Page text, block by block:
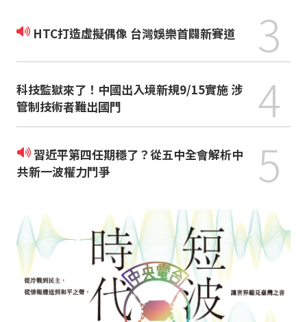
HTC打造虛擬偶像 台灣娛樂首闢新賽道 3
科技監獄來了！中國出入境新規9/15實施 涉
管制技術者難出國門
4
習近平第四任期穩了？從五中全會解析中
共新一波權力鬥爭
5